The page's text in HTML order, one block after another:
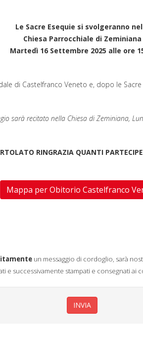
Le Sacre Esequie si svolgeranno
Chiesa Parrocchiale di Zeminiana
Martedì 16 Settembre 2025 alle ore
di Castelfranco Veneto e, dopo le
sarà recitato nella Chiesa di Zeminiana,
RINGRAZIA QUANTI
Mappa per Obitorio Castelfranco
un messaggio di cordoglio, sarà
e successivamente stampati e consegnati
INVIA